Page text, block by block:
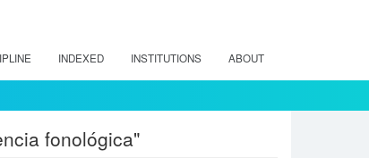
INDEXED INSTITUTIONS ABOUT
fonológica"